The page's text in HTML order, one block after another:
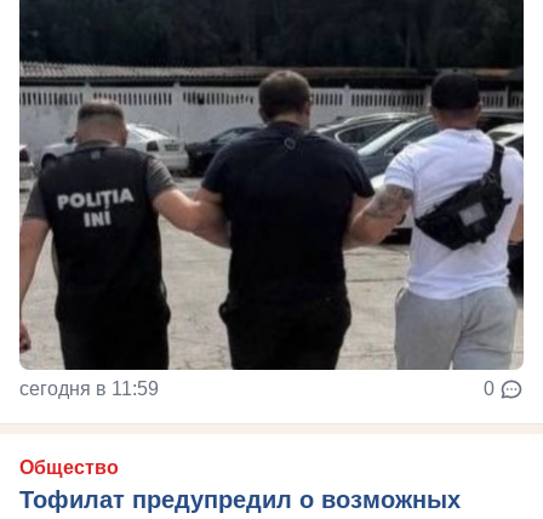
сегодня в 11:59 0
Общество
Тофилат предупредил о возможных